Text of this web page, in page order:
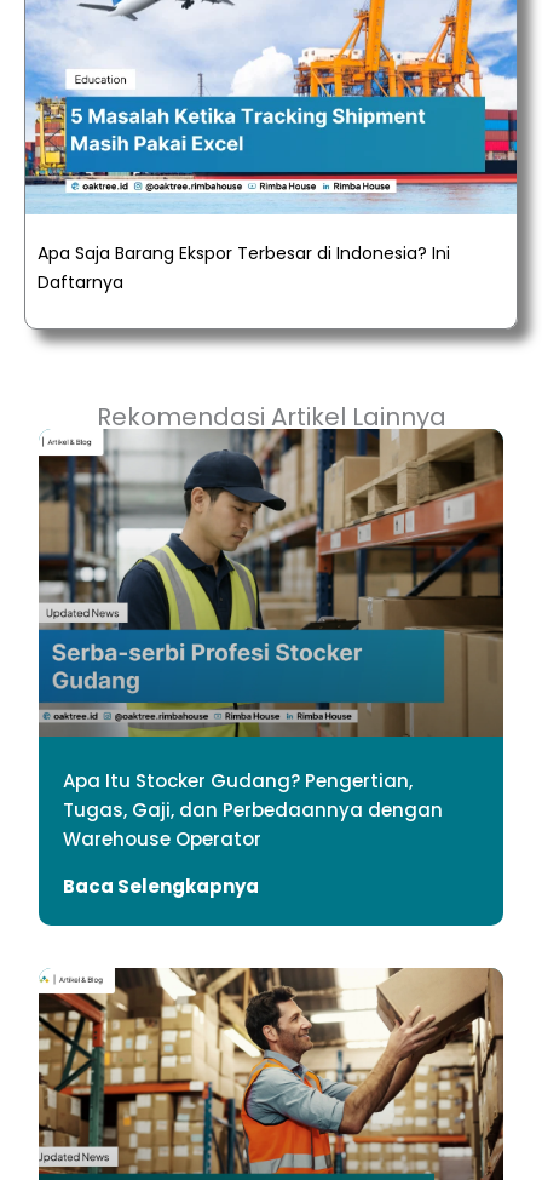
Apa Saja Barang Ekspor Terbesar di Indonesia? Ini
Daftarnya
Rekomendasi Artikel Lainnya
Apa Itu Stocker Gudang? Pengertian,
Tugas, Gaji, dan Perbedaannya dengan
Warehouse Operator
Baca Selengkapnya